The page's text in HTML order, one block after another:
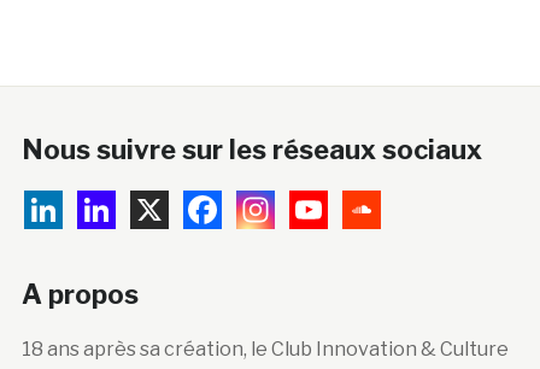
Nous suivre sur les réseaux sociaux
A propos
18 ans après sa création, le Club Innovation & Culture